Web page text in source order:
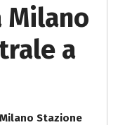
Milano
a
Stazione